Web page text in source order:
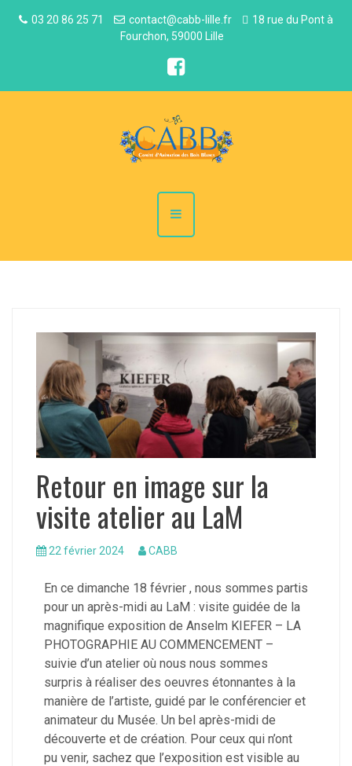
03 20 86 25 71 contact@cabb-lille.fr
18 rue du Pont à
Fourchon, 59000 Lille
Retour en image sur la
visite atelier au LaM
22 février 2024 CABB
En ce dimanche 18 février , nous sommes partis
pour un après-midi au LaM : visite guidée de la
magnifique exposition de Anselm KIEFER – LA
PHOTOGRAPHIE AU COMMENCEMENT –
suivie d’un atelier où nous nous sommes
surpris à réaliser des oeuvres étonnantes à la
manière de l’artiste, guidé par le conférencier et
animateur du Musée. Un bel après-midi de
découverte et de création. Pour ceux qui n’ont
pu venir, sachez que l’exposition est visible au